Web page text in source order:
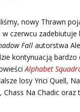
nowy Thrawn
czerwcu zadebiutuje
Fall autorstwa
kontynuacją bardzo
Alphabet
losy Yrici Quell,
Chass Na Chadic oraz